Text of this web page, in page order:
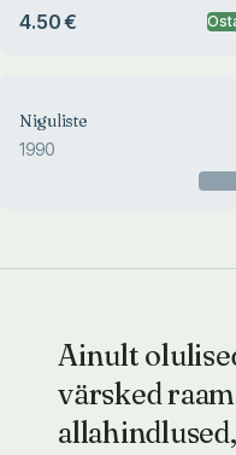
4.50 €
Niguliste
1990
Ainult
värsked